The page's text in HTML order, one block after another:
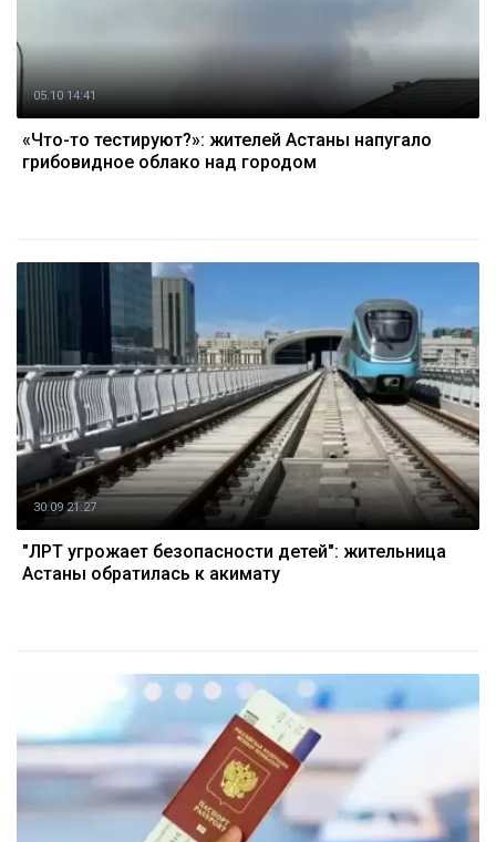
05.10 14:41
«Что-то тестируют?»: жителей Астаны напугало
грибовидное облако над городом
30.09 21:27
"ЛРТ угрожает безопасности детей": жительница
Астаны обратилась к акимату